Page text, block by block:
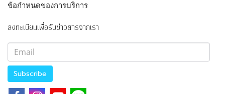
ข้อกำหนดของการบริการ
ลงทะเบียนเพื่อรับข่าวสารจากเรา
Subscribe